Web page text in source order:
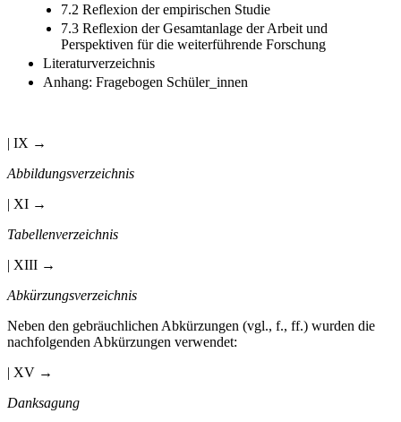
7.2 Reflexion der empirischen Studie
7.3 Reflexion der Gesamtanlage der Arbeit und
Perspektiven für die weiterführende Forschung
Literaturverzeichnis
Anhang: Fragebogen Schüler_innen
| IX →
Abbildungsverzeichnis
| XI →
Tabellenverzeichnis
| XIII →
Abkürzungsverzeichnis
Neben den gebräuchlichen Abkürzungen (vgl., f., ff.) wurden die
nachfolgenden Abkürzungen verwendet:
| XV →
Danksagung